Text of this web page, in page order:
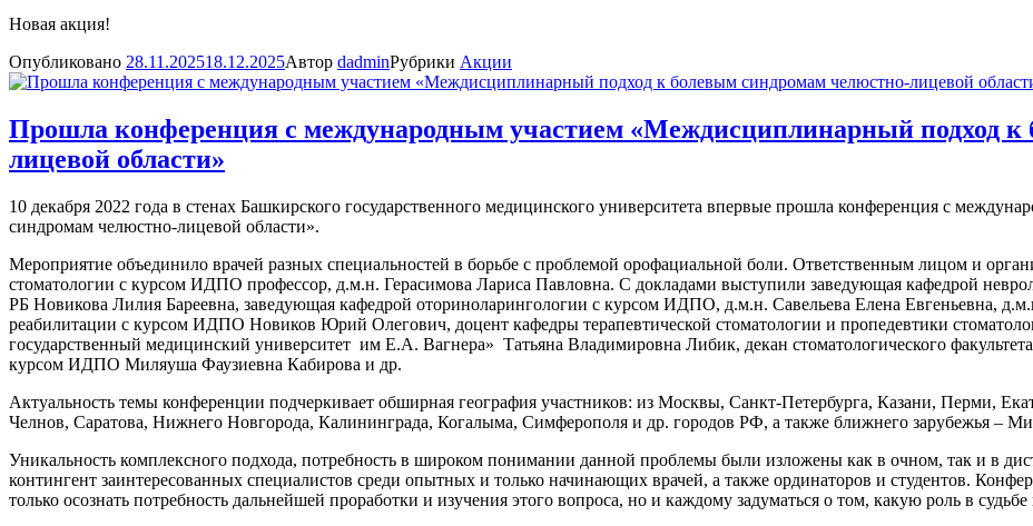
Новая акция!
Опубликовано 28.11.202518.12.2025Автор dadminРубрики Акции
Прошла конференция с международным участием «Междисциплинарный подход к
лицевой области»
10 декабря 2022 года в стенах Башкирского государственного медицинского университета впервые прошла конференция с
синдромам челюстно-лицевой области».
Мероприятие объединило врачей разных специальностей в борьбе с проблемой орофациальной боли. Ответственным лицом и
стоматологии с курсом ИДПО профессор, д.м.н. Герасимова Лариса Павловна. С докладами выступили заведующая кафедрой
РБ Новикова Лилия Бареевна, заведующая кафедрой оториноларингологии с курсом ИДПО, д.м.н. Савельева Елена Евгеньевна,
реабилитации с курсом ИДПО Новиков Юрий Олегович, доцент кафедры терапевтической стоматологии и пропедевтики
государственный медицинский университет им Е.А. Вагнера» Татьяна Владимировна Либик, декан стоматологического
курсом ИДПО Миляуша Фаузиевна Кабирова и др.
Актуальность темы конференции подчеркивает обширная география участников: из Москвы, Санкт-Петербурга, Казани, Перми,
Челнов, Саратова, Нижнего Новгорода, Калининграда, Когалыма, Симферополя и др. городов РФ, а также ближнего зарубежья –
Уникальность комплексного подхода, потребность в широком понимании данной проблемы были изложены как в очном, так и в
контингент заинтересованных специалистов среди опытных и только начинающих врачей, а также ординаторов и студентов.
только осознать потребность дальнейшей проработки и изучения этого вопроса, но и каждому задуматься о том, какую роль в